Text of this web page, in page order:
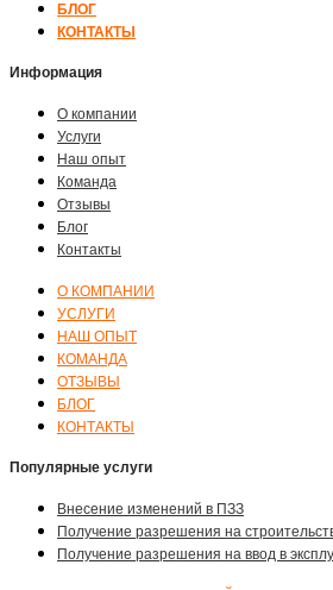
БЛОГ
КОНТАКТЫ
Информация
О компании
Услуги
Наш опыт
Команда
Отзывы
Блог
Контакты
О КОМПАНИИ
УСЛУГИ
НАШ ОПЫТ
КОМАНДА
ОТЗЫВЫ
БЛОГ
КОНТАКТЫ
Популярные услуги
Внесение изменений в ПЗЗ
Получение разрешения на
Получение разрешения на ввод в